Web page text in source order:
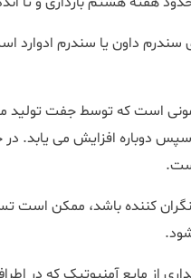
دوباره افزایش می یابد.
نگران کننده باشد، ممکن